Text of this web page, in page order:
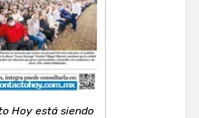
Hoy está siendo